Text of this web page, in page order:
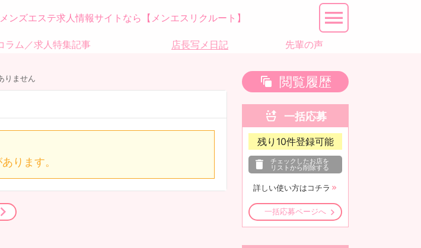
ンズエステ求人情報サイトなら【メンエスリクルート】
ラム／求人特集記事 店長写メ日記 先輩の声
りません
ります。
閲覧履歴
一括応募
残り 10件登録可能
チェックしたお店を
リストから削除する
詳しい使い方はコチラ
一括応募ページへ